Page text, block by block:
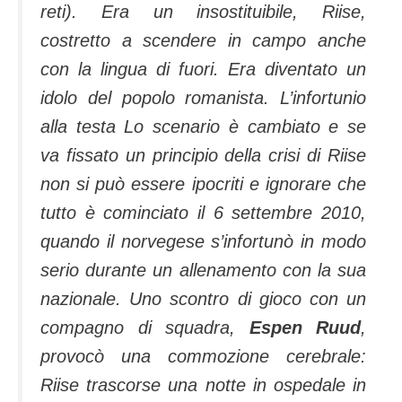
reti). Era un insostituibile, Riise,
costretto a scendere in campo anche
con la lingua di fuori. Era diventato un
idolo del popolo romanista. L’infortunio
alla testa Lo scenario è cambiato e se
va fissato un principio della crisi di Riise
non si può essere ipocriti e ignorare che
tutto è cominciato il 6 settembre 2010,
quando il norvegese s’infortunò in modo
serio durante un allenamento con la sua
nazionale. Uno scontro di gioco con un
compagno di squadra, Espen Ruud,
provocò una commozione cerebrale:
Riise trascorse una notte in ospedale in